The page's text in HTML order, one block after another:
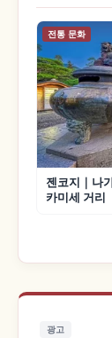
전통 문화
젠코지｜나
카미세 거리
광고